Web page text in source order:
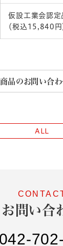
仮設工業会認
（税込15,840円
品のお問い合わ
ALL
お問い合
042-